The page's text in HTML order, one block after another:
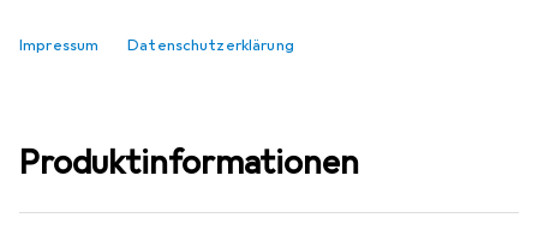
Impressum Datenschutzerklärung
Produktinformationen